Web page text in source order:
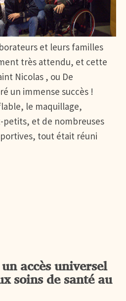
et leurs familles
très attendu, et cette
Nicolas , ou De
un immense succès !
le maquillage,
petits, et de nombreuses
tout était réuni
au Rehazenter : Saint Nicolas a
accès universel
soins de santé au